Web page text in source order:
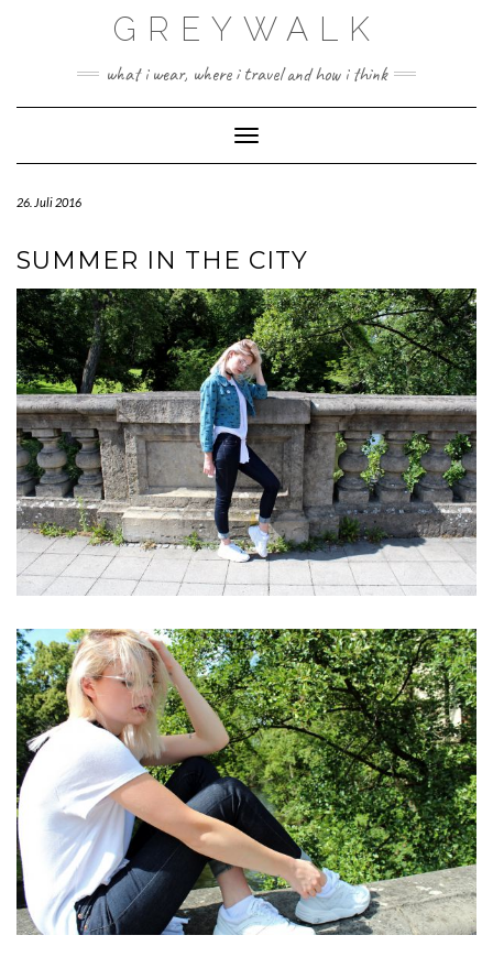
GREYWALK
what i wear, where i travel and how i think
Toggle Navigation
26. Juli 2016
SUMMER IN THE CITY